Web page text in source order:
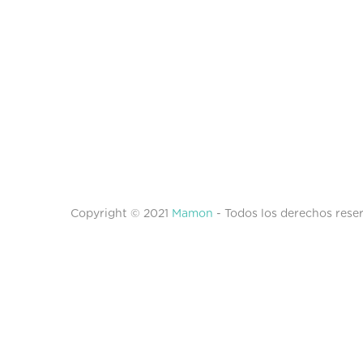
Copyright © 2021 Mamon - Todos los derechos